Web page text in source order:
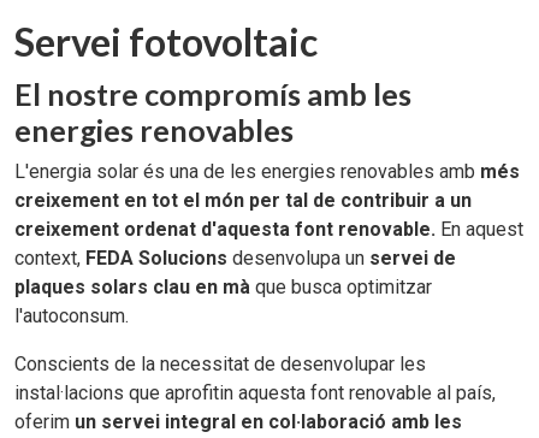
Servei fotovoltaic
El nostre compromís amb les
energies renovables
L'energia solar és una de les energies renovables amb més
creixement en tot el món per tal de contribuir a un
creixement ordenat d'aquesta font renovable. En aquest
context, FEDA Solucions desenvolupa un servei de
plaques solars clau en mà que busca optimitzar
l'autoconsum.
Conscients de la necessitat de desenvolupar les
instal·lacions que aprofitin aquesta font renovable al país,
oferim un servei integral en col·laboració amb les